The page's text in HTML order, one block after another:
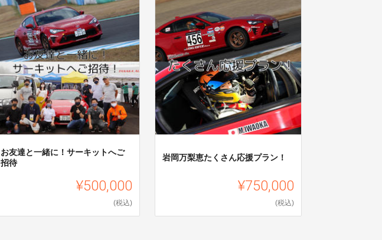
お友達と一緒に！サーキットへご
招待
¥500,000
(税込)
岩岡万梨恵たくさん応援プラン！
¥750,000
(税込)